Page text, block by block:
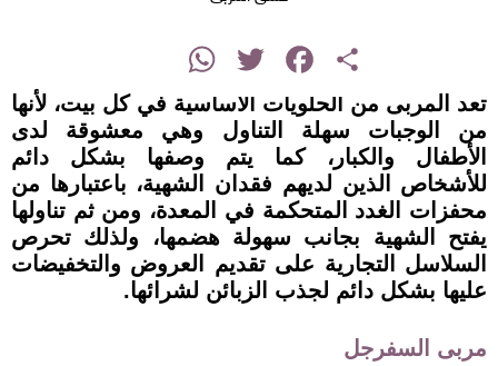
Share
Facebook
Twitter
WhatsApp
تعد المربى من الحلويات الأساسية في كل بيت، لأنها
من الوجبات سهلة التناول وهي معشوقة لدى
الأطفال والكبار، كما يتم وصفها بشكل دائم
للأشخاص الذين لديهم فقدان الشهية، باعتبارها من
محفزات الغدد المتحكمة في المعدة، ومن ثم تناولها
يفتح الشهية بجانب سهولة هضمها، ولذلك تحرص
السلاسل التجارية على تقديم العروض والتخفيضات
عليها بشكل دائم لجذب الزبائن لشرائها.
مربى السفرجل